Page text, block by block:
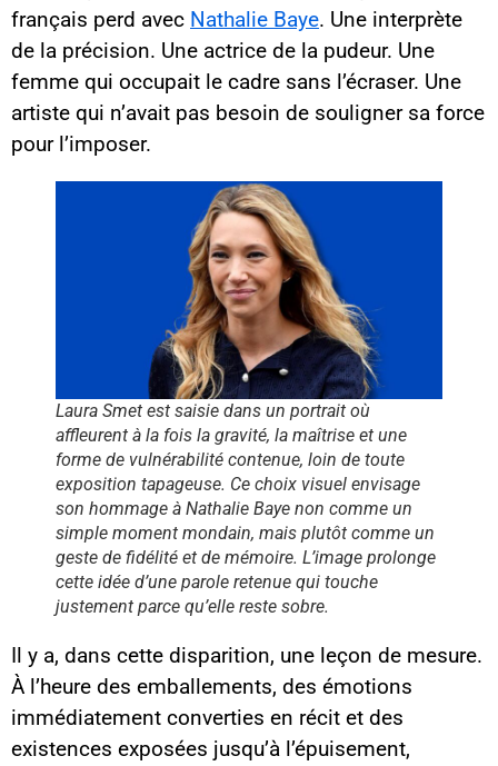
français perd avec Nathalie Baye. Une interprète
de la précision. Une actrice de la pudeur. Une
femme qui occupait le cadre sans l’écraser. Une
artiste qui n’avait pas besoin de souligner sa force
pour l’imposer.
Laura Smet est saisie dans un portrait où
affleurent à la fois la gravité, la maîtrise et une
forme de vulnérabilité contenue, loin de toute
exposition tapageuse. Ce choix visuel envisage
son hommage à Nathalie Baye non comme un
simple moment mondain, mais plutôt comme un
geste de fidélité et de mémoire. L’image prolonge
cette idée d’une parole retenue qui touche
justement parce qu’elle reste sobre.
Il y a, dans cette disparition, une leçon de mesure.
À l’heure des emballements, des émotions
immédiatement converties en récit et des
existences exposées jusqu’à l’épuisement,